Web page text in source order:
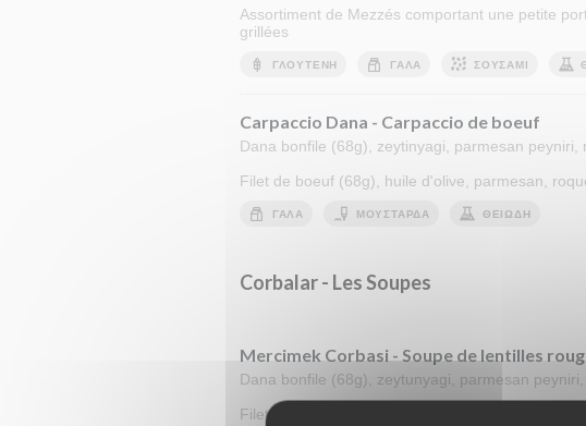
Assortiment de Mezzés comportant une petite
grillées
ΓΛΟΥΤΈΝΗ ΓΆΛΑ ΣΟΥΣΆΜΙ
Carpaccio Dana - Carpaccio de boeuf
Dana bonfile (68g), zeytinyagi, parmesan peyniri,
Filet de boeuf (68g), huile d'olive, parmesan,
ΓΆΛΑ ΜΟΥΣΤΆΡΔΑ ΘΕΙΏΔΗ
Corbalar - Les Soupes
Mercimek Corbasi - Soupe de lentilles
Dana bonfile (68g), zeytunyagi, parmesan
Filet de boeuf (68g), huile d'olive, parmesan,